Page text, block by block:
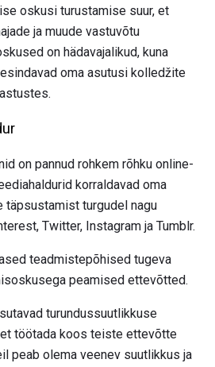
oskusi turustamise suur, et
ja muude vastuvõtu
on hädavajalikud, kuna
oma asutusi kolledžite
on pannud rohkem rõhku online-
korraldavad oma
täpsustamist turgudel nagu
Twitter, Instagram ja Tumblr.
teadmistepõhised tugeva
peamised ettevõtted.
turundussuutlikkuse
töötada koos teiste ettevõtte
peab olema veenev suutlikkus ja